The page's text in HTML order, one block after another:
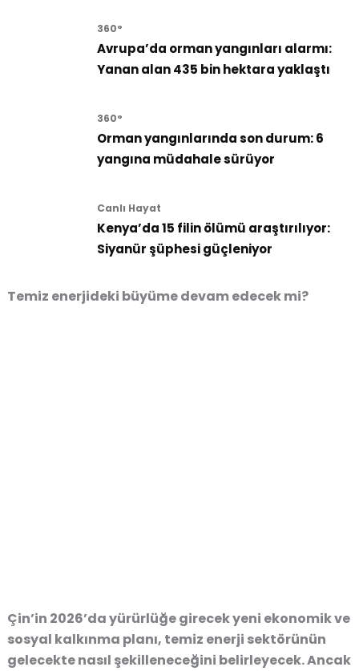
360°
Avrupa’da orman yangınları alarmı:
Yanan alan 435 bin hektara yaklaştı
360°
Orman yangınlarında son durum: 6
yangına müdahale sürüyor
Canlı Hayat
Kenya’da 15 filin ölümü araştırılıyor:
Siyanür şüphesi güçleniyor
Temiz enerjideki büyüme devam edecek mi?
Çin’in 2026’da yürürlüğe girecek yeni ekonomik ve
sosyal kalkınma planı, temiz enerji sektörünün
gelecekte nasıl şekilleneceğini belirleyecek. Ancak